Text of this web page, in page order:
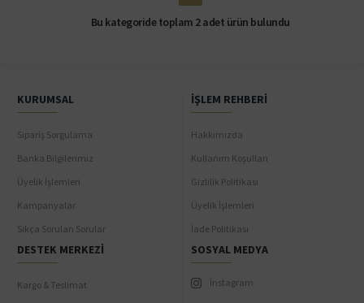
Bu kategoride toplam 2 adet ürün bulundu
KURUMSAL
Sipariş Sorgulama
Banka Bilgilerimiz
Üyelik İşlemleri
Kampanyalar
Sıkça Sorulan Sorular
İŞLEM REHBERI
Hakkımızda
Kullanım Koşulları
Gizlilik Politikası
Üyelik İşlemleri
İade Politikası
DESTEK MERKEZI
Kargo & Teslimat
SOSYAL MEDYA
İnstagram